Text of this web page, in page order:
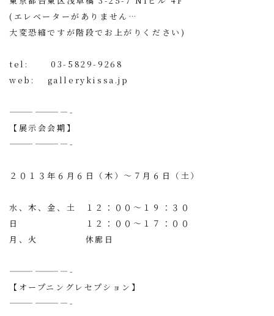
(エレベーターがありません…
大変恐縮ですが階段でお上がりください)
tel: 03-5829-9268
web: gallerykissa.jp
———————-
【展示会会期】
———————-
２０１３年６月６日（木）〜７月６日（土）
水、木、金、土 １２：００〜１９：３０
日 １２：００〜１７：００
月、火 休廊日
———————-
【オープニングレセプション】
———————-